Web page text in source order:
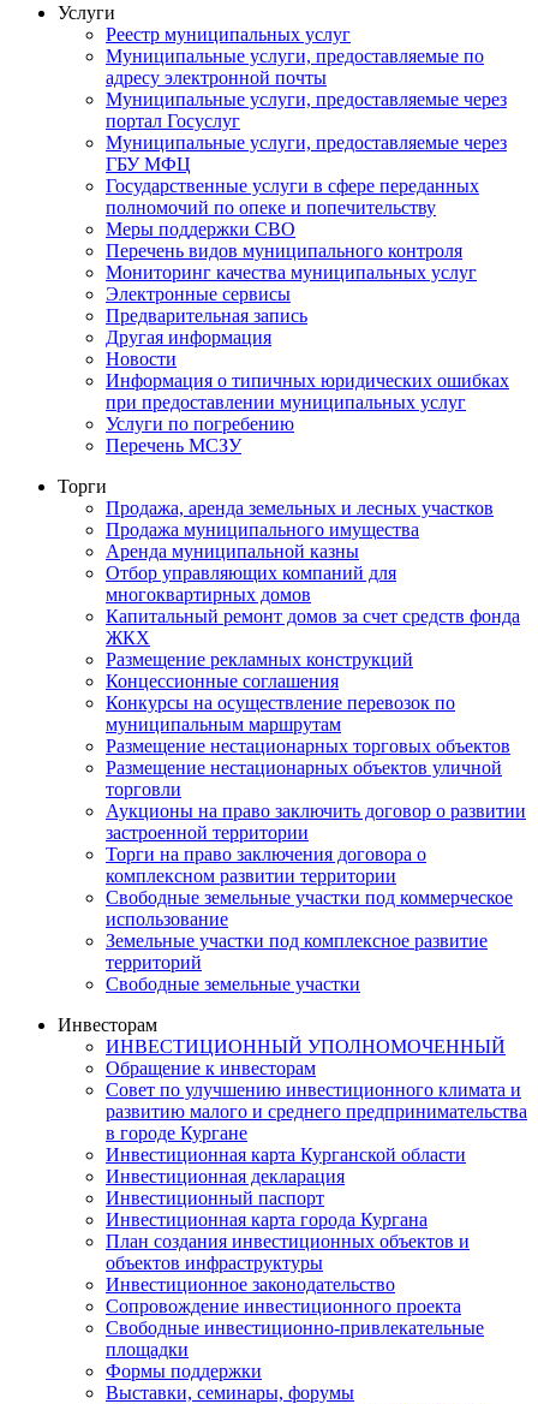
Услуги
Реестр муниципальных услуг
Муниципальные услуги, предоставляемые по
адресу электронной почты
Муниципальные услуги, предоставляемые через
портал Госуслуг
Муниципальные услуги, предоставляемые через
ГБУ МФЦ
Государственные услуги в сфере переданных
полномочий по опеке и попечительству
Меры поддержки СВО
Перечень видов муниципального контроля
Мониторинг качества муниципальных услуг
Электронные сервисы
Предварительная запись
Другая информация
Новости
Информация о типичных юридических ошибках
при предоставлении муниципальных услуг
Услуги по погребению
Перечень МСЗУ
Торги
Продажа, аренда земельных и лесных участков
Продажа муниципального имущества
Аренда муниципальной казны
Отбор управляющих компаний для
многоквартирных домов
Капитальный ремонт домов за счет средств фонда
ЖКХ
Размещение рекламных конструкций
Концессионные соглашения
Конкурсы на осуществление перевозок по
муниципальным маршрутам
Размещение нестационарных торговых объектов
Размещение нестационарных объектов уличной
торговли
Аукционы на право заключить договор о развитии
застроенной территории
Торги на право заключения договора о
комплексном развитии территории
Свободные земельные участки под коммерческое
использование
Земельные участки под комплексное развитие
территорий
Свободные земельные участки
Инвесторам
ИНВЕСТИЦИОННЫЙ УПОЛНОМОЧЕННЫЙ
Обращение к инвесторам
Совет по улучшению инвестиционного климата и
развитию малого и среднего предпринимательства
в городе Кургане
Инвестиционная карта Курганской области
Инвестиционная декларация
Инвестиционный паспорт
Инвестиционная карта города Кургана
План создания инвестиционных объектов и
объектов инфраструктуры
Инвестиционное законодательство
Сопровождение инвестиционного проекта
Свободные инвестиционно-привлекательные
площадки
Формы поддержки
Выставки, семинары, форумы